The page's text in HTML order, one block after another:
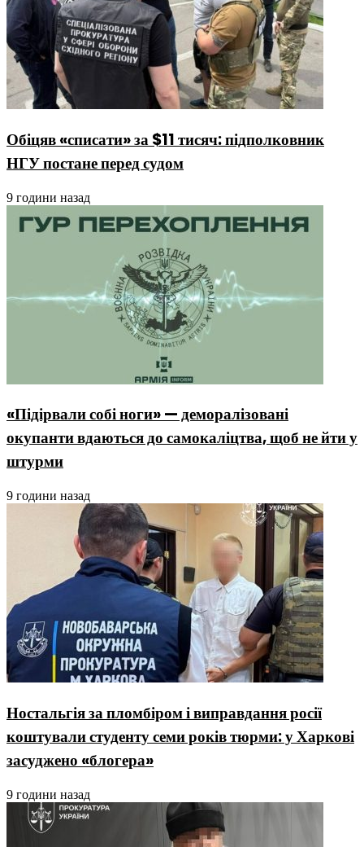
Обіцяв «списати» за $11 тисяч: підполковник
НГУ постане перед судом
9 години назад
«Підірвали собі ноги» — деморалізовані
окупанти вдаються до самокаліцтва, щоб не йти у
штурми
9 години назад
Ностальгія за пломбіром і виправдання росії
коштували студенту семи років тюрми: у Харкові
засуджено «блогера»
9 години назад